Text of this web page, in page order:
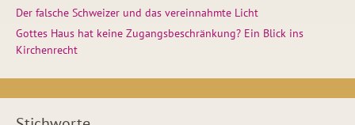
Der falsche Schweizer und das vereinnahmte Licht
Gottes Haus hat keine Zugangsbeschränkung? Ein Blick ins
Kirchenrecht